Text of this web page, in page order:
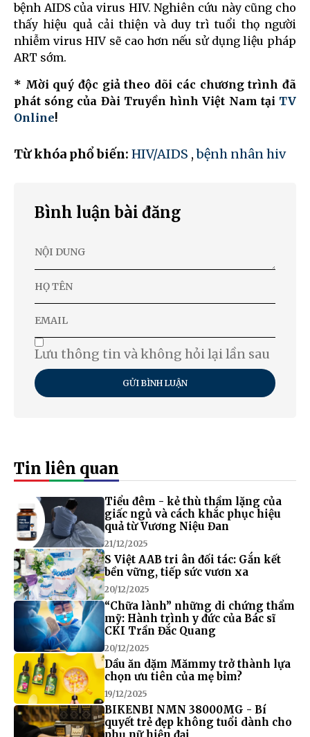
bệnh AIDS của virus HIV. Nghiên cứu này cũng cho
thấy hiệu quả cải thiện và duy trì tuổi thọ người
nhiễm virus HIV sẽ cao hơn nếu sử dụng liệu pháp
ART sớm.
* Mời quý độc giả theo dõi các chương trình đã
phát sóng của Đài Truyền hình Việt Nam tại TV
Online!
Từ khóa phổ biến: HIV/AIDS ,bệnh nhân hiv
Bình luận bài đăng
Lưu thông tin và không hỏi lại lần sau
GỬI BÌNH LUẬN
Tin liên quan
Tiểu đêm - kẻ thù thầm lặng của
giấc ngủ và cách khắc phục hiệu
quả từ Vương Niệu Đan
21/12/2025
S Việt AAB tri ân đối tác: Gắn kết
bền vững, tiếp sức vươn xa
20/12/2025
“Chữa lành” những di chứng thẩm
mỹ: Hành trình y đức của Bác sĩ
CKI Trần Đắc Quang
20/12/2025
Dầu ăn dặm Mămmy trở thành lựa
chọn ưu tiên của mẹ bỉm?
19/12/2025
BIKENBI NMN 38000MG - Bí
quyết trẻ đẹp không tuổi dành cho